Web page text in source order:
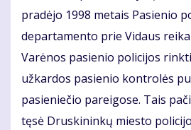
pradėjo 1998 metais Pasienio
departamento prie Vidaus
Varėnos pasienio policijos
užkardos pasienio kontrolės
pasieniečio pareigose. Tais
tęsė Druskininkų miesto